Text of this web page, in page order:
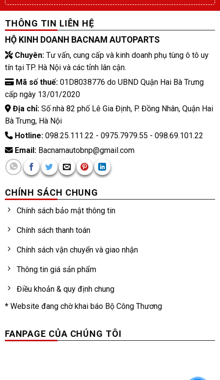
THÔNG TIN LIÊN HỆ
HỘ KINH DOANH BACNAM AUTOPARTS
Chuyên:Tư vấn, cung cấp và kinh doanh phụ tùng ô tô uy
tín tại TP. Hà Nội và các tỉnh lân cận.
Mã số thuế:01D8038776 do UBND Quận Hai Bà Trưng
cấp ngày 13/01/2020
Địa chỉ:Số nhà 82 phố Lê Gia Định, P. Đồng Nhân, Quận Hai
Bà Trưng, Hà Nội
Hotline:098.25.111.22 - 0975.7979.55 - 098.69.101.22
Email:Bacnamautobnp@gmail.com
CHÍNH SÁCH CHUNG
Chính sách bảo mật thông tin
Chính sách thanh toán
Chính sách vận chuyển và giao nhận
Thông tin giá sản phẩm
Điều khoản & quy định chung
* Website đang chờ khai báo Bộ Công Thương
FANPAGE CỦA CHÚNG TÔI